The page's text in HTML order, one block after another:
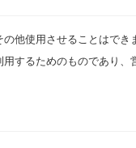
他使用させることはでき
するためのものであり、